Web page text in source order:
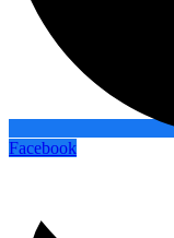
Facebook